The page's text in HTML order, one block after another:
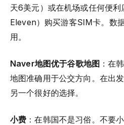
天6美元）或在机场或任何便
Eleven）购买游客SIM卡。数
用。
Naver地图优于谷歌地图 ：在
地图准确用于公交方向。在出
另一个很好的选择。
小费 ：在韩国不是习俗。不要小